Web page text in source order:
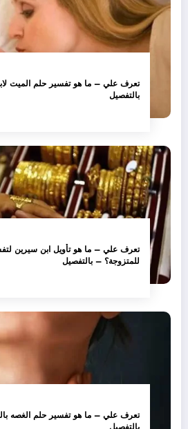
تعرف علي – ما هو تفسير حلم الميت
بالتفصيل
تعرف علي – ما هو تأويل ابن سيرين
للمتزوجة؟ – بالتفصيل
تعرف علي – ما هو تفسير حلم الغصه